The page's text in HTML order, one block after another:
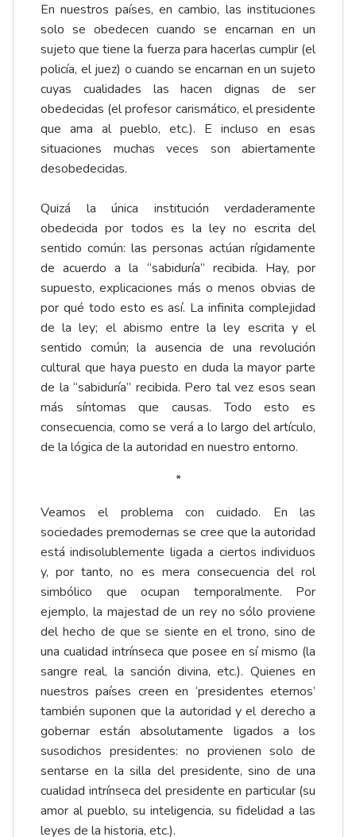
En nuestros países, en cambio, las instituciones
solo se obedecen cuando se encarnan en un
sujeto que tiene la fuerza para hacerlas cumplir (el
policía, el juez) o cuando se encarnan en un sujeto
cuyas cualidades las hacen dignas de ser
obedecidas (el profesor carismático, el presidente
que ama al pueblo, etc.). E incluso en esas
situaciones muchas veces son abiertamente
desobedecidas.
Quizá la única institución verdaderamente
obedecida por todos es la ley no escrita del
sentido común: las personas actúan rígidamente
de acuerdo a la “sabiduría” recibida. Hay, por
supuesto, explicaciones más o menos obvias de
por qué todo esto es así. La infinita complejidad
de la ley; el abismo entre la ley escrita y el
sentido común; la ausencia de una revolución
cultural que haya puesto en duda la mayor parte
de la “sabiduría” recibida. Pero tal vez esos sean
más síntomas que causas. Todo esto es
consecuencia, como se verá a lo largo del artículo,
de la lógica de la autoridad en nuestro entorno.
*
Veamos el problema con cuidado. En las
sociedades premodernas se cree que la autoridad
está indisolublemente ligada a ciertos individuos
y, por tanto, no es mera consecuencia del rol
simbólico que ocupan temporalmente. Por
ejemplo, la majestad de un rey no sólo proviene
del hecho de que se siente en el trono, sino de
una cualidad intrínseca que posee en sí mismo (la
sangre real, la sanción divina, etc.). Quienes en
nuestros países creen en ‘presidentes eternos’
también suponen que la autoridad y el derecho a
gobernar están absolutamente ligados a los
susodichos presidentes: no provienen solo de
sentarse en la silla del presidente, sino de una
cualidad intrínseca del presidente en particular (su
amor al pueblo, su inteligencia, su fidelidad a las
leyes de la historia, etc.).